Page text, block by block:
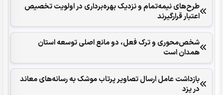
طرح‌های نیمه‌تمام و نزدیک بهره‌برداری در اولویت تخصیص
اعتبار قرارگیرند
شخص‌محوری و ترک فعل، دو مانع اصلی توسعه استان
همدان است
بازداشت عامل ارسال تصاویر پرتاب موشک به رسانه‌های معاند
در یزد